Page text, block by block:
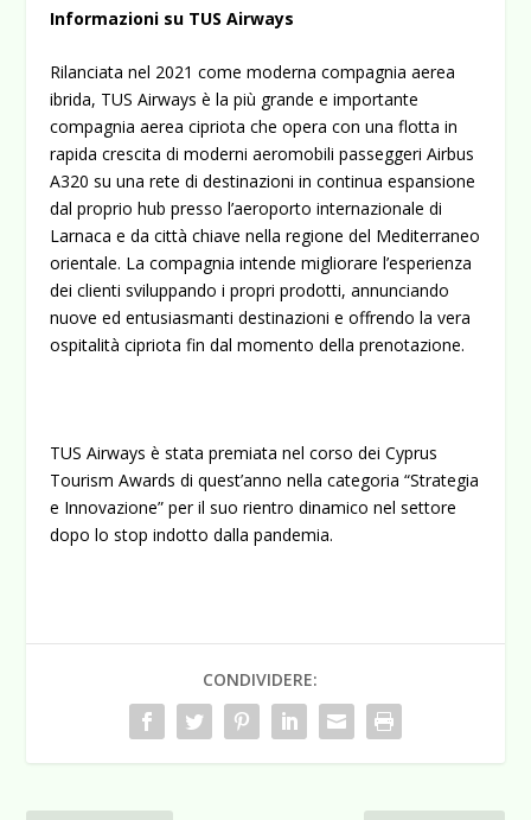
Informazioni su TUS Airways
Rilanciata nel 2021 come moderna compagnia aerea
ibrida, TUS Airways è la più grande e importante
compagnia aerea cipriota che opera con una flotta in
rapida crescita di moderni aeromobili passeggeri Airbus
A320 su una rete di destinazioni in continua espansione
dal proprio hub presso l’aeroporto internazionale di
Larnaca e da città chiave nella regione del Mediterraneo
orientale. La compagnia intende migliorare l’esperienza
dei clienti sviluppando i propri prodotti, annunciando
nuove ed entusiasmanti destinazioni e offrendo la vera
ospitalità cipriota fin dal momento della prenotazione.
TUS Airways è stata premiata nel corso dei Cyprus
Tourism Awards di quest’anno nella categoria “Strategia
e Innovazione” per il suo rientro dinamico nel settore
dopo lo stop indotto dalla pandemia.
CONDIVIDERE: